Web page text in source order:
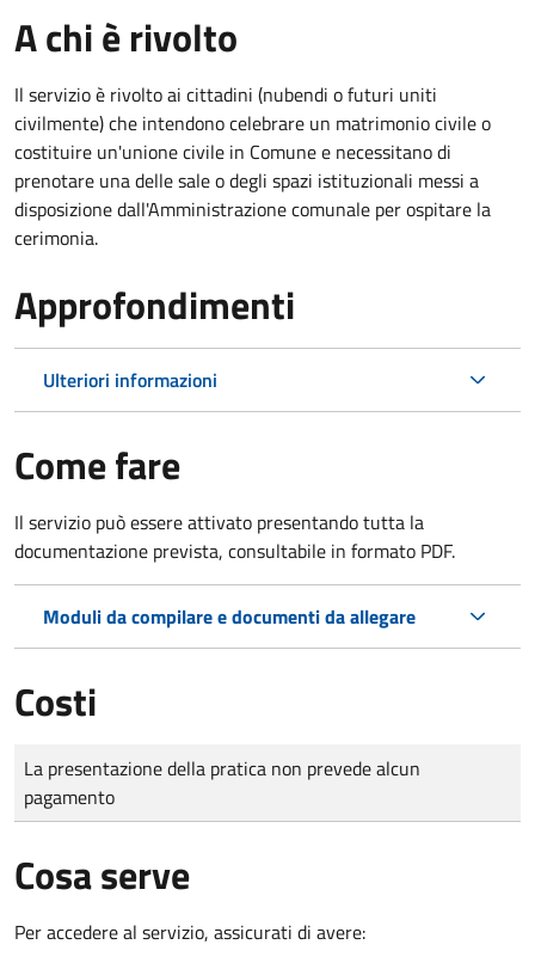
A chi è rivolto
Il servizio è rivolto ai cittadini (nubendi o futuri uniti
civilmente) che intendono celebrare un matrimonio civile o
costituire un'unione civile in Comune e necessitano di
prenotare una delle sale o degli spazi istituzionali messi a
disposizione dall'Amministrazione comunale per ospitare la
cerimonia.
Approfondimenti
Ulteriori informazioni
Come fare
Il servizio può essere attivato presentando tutta la
documentazione prevista, consultabile in formato PDF.
Moduli da compilare e documenti da allegare
Costi
Tipo di pagamento
Importo
La presentazione della pratica non prevede alcun
pagamento
Cosa serve
Per accedere al servizio, assicurati di avere: